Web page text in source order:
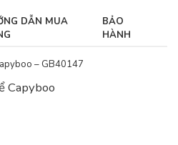
DẪN MUA
BẢO
HÀNH
– GB40147
Capyboo